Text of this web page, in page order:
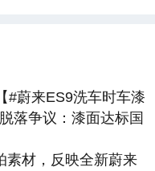
#蔚来ES9洗车时车漆
落争议：漆面达标国
素材，反映全新蔚来